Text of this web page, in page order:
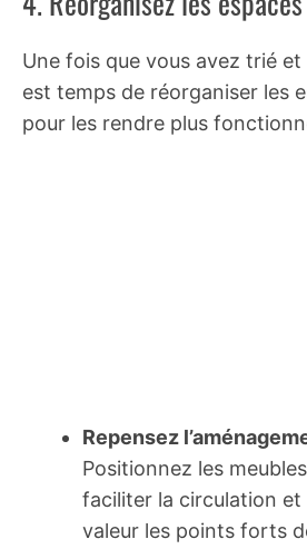
Une fois que vous avez trié
est temps de réorganiser les
pour les rendre plus
Repensez
Positionnez les
faciliter la circulation et
valeur les points forts